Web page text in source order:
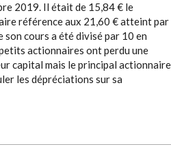
2019. Il était de 15,84 € le
référence aux 21,60 € atteint par
son cours a été divisé par 10 en
actionnaires ont perdu une
capital mais le principal actionnaire
les dépréciations sur sa